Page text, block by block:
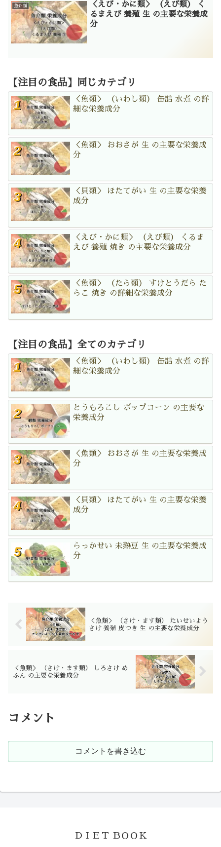
魚介類
＜えび・かに類＞ （えび類） く
るまえび 養殖 生 の主要な栄養成
分
【注目の食品】同じカテゴリ
＜魚類＞ （いわし類） 缶詰 水煮 の詳
細な栄養成分
＜魚類＞ おおさが 生 の主要な栄養成
分
＜貝類＞ ほたてがい 生 の主要な栄養
成分
＜えび・かに類＞ （えび類） くるま
えび 養殖 焼き の主要な栄養成分
＜魚類＞ （たら類） すけとうだら た
らこ 焼き の詳細な栄養成分
【注目の食品】全てのカテゴリ
＜魚類＞ （いわし類） 缶詰 水煮 の詳
細な栄養成分
とうもろこし ポップコーン の主要な
栄養成分
＜魚類＞ おおさが 生 の主要な栄養成
分
＜貝類＞ ほたてがい 生 の主要な栄養
成分
らっかせい 未熟豆 生 の主要な栄養成
分
＜魚類＞ （さけ・ます類） たいせいよう
さけ 養殖 皮つき 生 の主要な栄養成分
＜魚類＞ （さけ・ます類） しろさけ め
ふん の主要な栄養成分
コメント
コメントを書き込む
ＤＩＥＴ ＢＯＯＫ